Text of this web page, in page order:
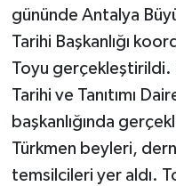
gününde Antalya
Tarihi Başkanlığı
Toyu gerçekleştirildi.
Tarihi ve Tanıtımı
başkanlığında
Türkmen beyleri,
temsilcileri yer aldı.